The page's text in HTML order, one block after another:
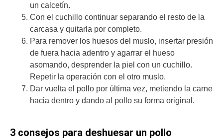
un calcetín.
Con el cuchillo continuar separando el resto de la
carcasa y quitarla por completo.
Para remover los huesos del muslo, insertar presión
de fuera hacia adentro y agarrar el hueso
asomando, desprender la piel con un cuchillo.
Repetir la operación con el otro muslo.
Dar vuelta el pollo por última vez, metiendo la carne
hacia dentro y dando al pollo su forma original.
3 consejos para deshuesar un pollo